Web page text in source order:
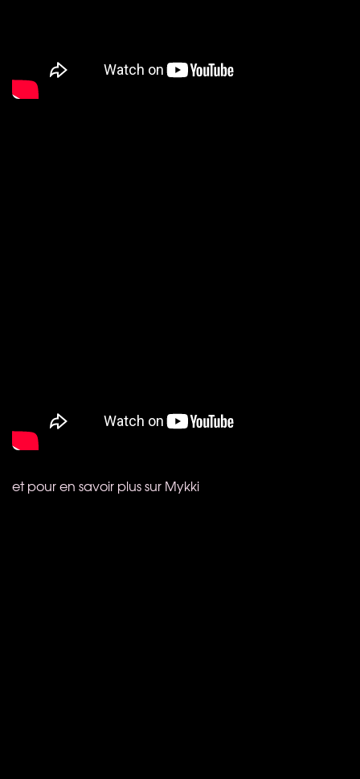
et pour en savoir plus sur Mykki